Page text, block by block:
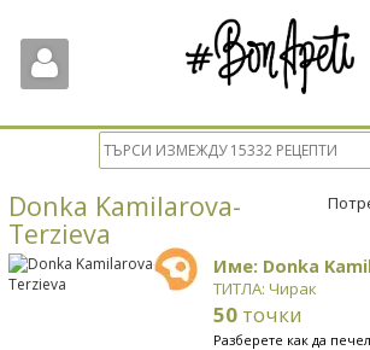
Donka Kamilarova-
Terzieva
Име: Donka
ТИТЛА: Чирак
50 точки
Разберете как да